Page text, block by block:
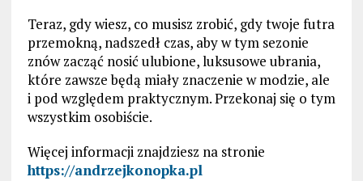
Teraz, gdy wiesz, co musisz zrobić, gdy twoje futra
przemokną, nadszedł czas, aby w tym sezonie
znów zacząć nosić ulubione, luksusowe ubrania,
które zawsze będą miały znaczenie w modzie, ale
i pod względem praktycznym. Przekonaj się o tym
wszystkim osobiście.
Więcej informacji znajdziesz na stronie
https://andrzejkonopka.pl